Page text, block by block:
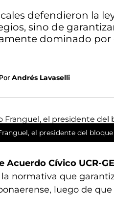
defendieron la
sino de
dominado por
Por Andrés Lavaselli
el presidente del
Acuerdo Cívico UCR-
normativa que
luego de